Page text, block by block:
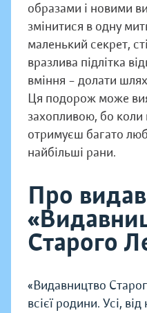
образами і новими
змінитися в одну
маленький секрет,
вразлива підлітка
вміння – долати
Ця подорож може
захопливою, бо коли
отримуєш багато
найбільші рани.
Про
Старого
«Видавництво
всієї родини. Усі,